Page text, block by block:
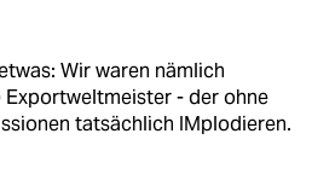
Wir waren nämlich
- der ohne
tatsächlich IMplodieren.